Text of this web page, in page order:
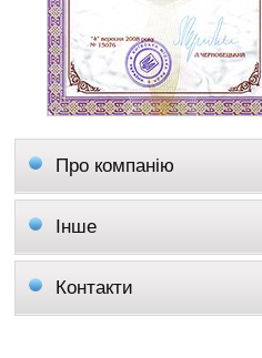
Про компанію
Інше
Контакти